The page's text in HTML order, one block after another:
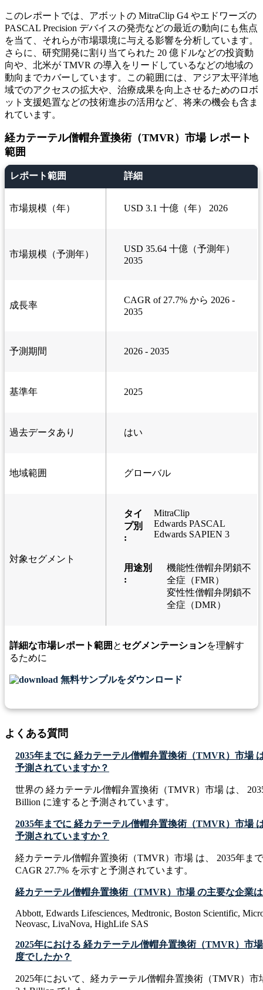
このレポートでは、アボットの MitraClip G4 やエドワーズの
PASCAL Precision デバイスの発売などの最近の動向にも焦点
を当て、それらが市場環境に与える影響を分析しています。
さらに、研究開発に割り当てられた 20 億ドルなどの投資動
向や、北米が TMVR の導入をリードしているなどの地域の
動向までカバーしています。この範囲には、アジア太平洋地
域でのアクセスの拡大や、治療成果を向上させるためのロボ
ット支援処置などの技術進歩の活用など、将来の機会も含ま
れています。
経カテーテル僧帽弁置換術（TMVR）市場 レポート
範囲
レポート範囲 詳細
市場規模（年） USD 3.1 十億（年） 2026
市場規模（予測年）
USD 35.64 十億（予測年）
2035
成長率
CAGR of 27.7% から 2026 -
2035
予測期間 2026 - 2035
基準年 2025
過去データあり はい
地域範囲 グローバル
対象セグメント
タイ
プ別
:
MitraClip
Edwards PASCAL
Edwards SAPIEN 3
用途別
:
機能性僧帽弁閉鎖不
全症（FMR）
変性性僧帽弁閉鎖不
全症（DMR）
詳細な市場レポート範囲 と セグメンテーションを理解す
るために
無料サンプルをダウンロード
よくある質問
2035年までに 経カテーテル僧帽弁置換術（TMVR）市場
予測されていますか？
世界の 経カテーテル僧帽弁置換術（TMVR）市場 は、
Billion に達すると予測されています。
2035年までに 経カテーテル僧帽弁置換術（TMVR）市場
予測されていますか？
経カテーテル僧帽弁置換術（TMVR）市場 は、 2035年ま
CAGR 27.7% を示すと予測されています。
経カテーテル僧帽弁置換術（TMVR）市場 の主要な企業
Abbott, Edwards Lifesciences, Medtronic, Boston Scientific,
Neovasc, LivaNova, HighLife SAS
2025年における 経カテーテル僧帽弁置換術（TMVR）市
度でしたか？
2025年において、経カテーテル僧帽弁置換術（TMVR）市